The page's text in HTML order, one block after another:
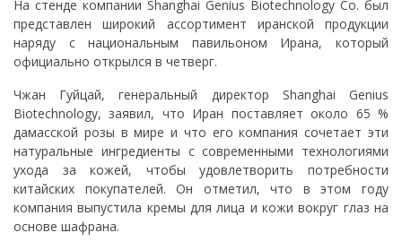
На стенде компании Shanghai Genius Biotechnology Co. был
представлен широкий ассортимент иранской продукции
наряду с национальным павильоном Ирана, который
официально открылся в четверг.
Чжан Гуйцай, генеральный директор Shanghai Genius
Biotechnology, заявил, что Иран поставляет около 65 %
дамасской розы в мире и что его компания сочетает эти
натуральные ингредиенты с современными технологиями
ухода за кожей, чтобы удовлетворить потребности
китайских покупателей. Он отметил, что в этом году
компания выпустила кремы для лица и кожи вокруг глаз на
основе шафрана.